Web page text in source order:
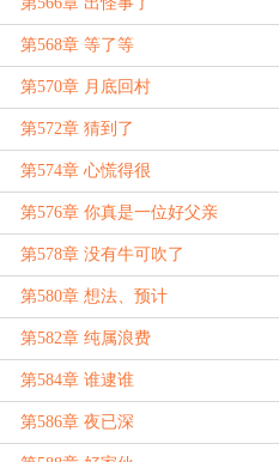
第568章 等了等
第570章 月底回村
第572章 猜到了
第574章 心慌得很
第576章 你真是一位好父亲
第578章 没有牛可吹了
第580章 想法、预计
第582章 纯属浪费
第584章 谁逮谁
第586章 夜已深